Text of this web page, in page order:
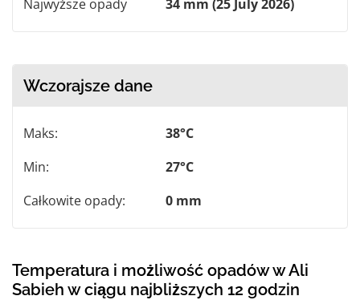
Najwyższe opady
34 mm (25 July 2026)
Wczorajsze dane
Maks:
38°C
Min:
27°C
Całkowite opady:
0 mm
Temperatura i możliwość opadów w Ali
Sabieh w ciągu najbliższych 12 godzin